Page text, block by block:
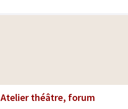
Atelier théâtre, forum